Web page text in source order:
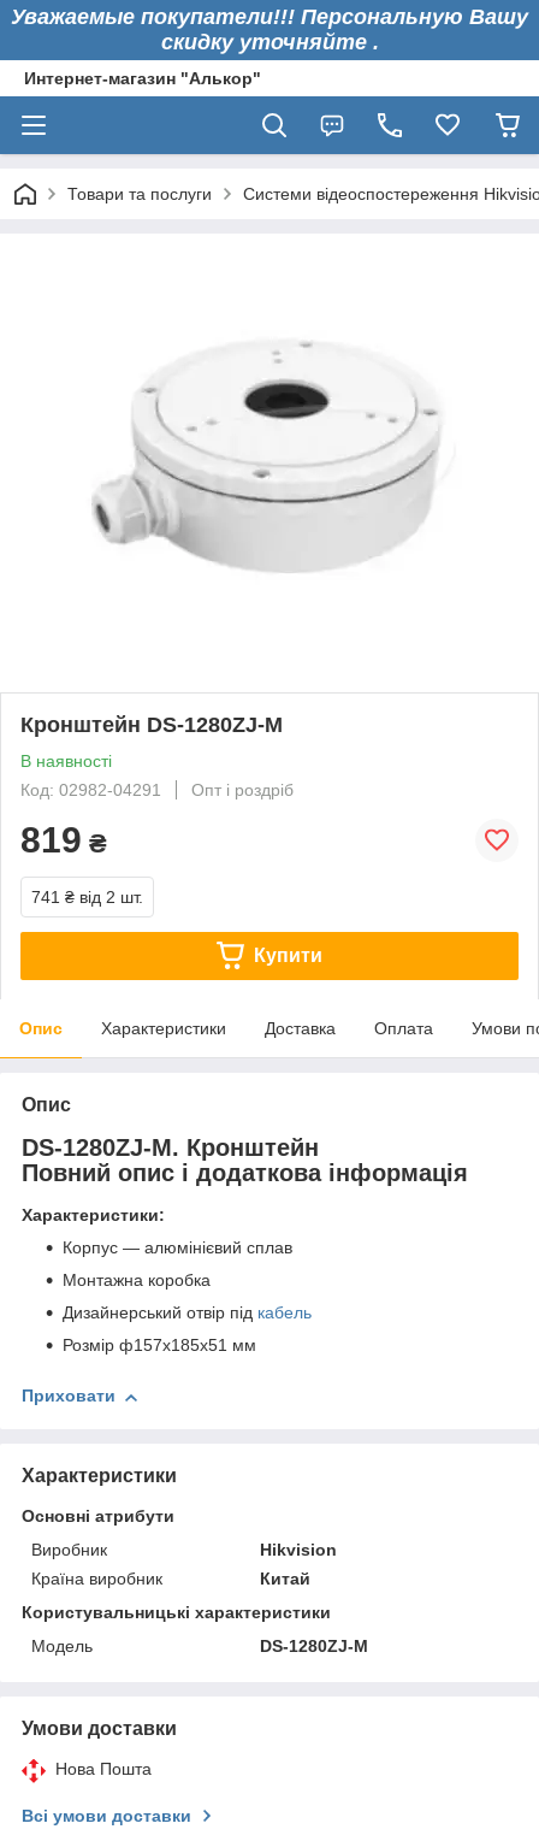
Уважаемые покупатели!!! Персональную Вашу
скидку уточняйте .
Интернет-магазин "Алькор"
Товари та послуги Системи відеоспостереження
Кронштейн DS-1280ZJ-M
В наявності
Код: 02982-04291
Опт і роздріб
819 ₴
741 ₴ від 2 шт.
Купити
Опис Характеристики Доставка Оплата Умови
Опис
DS-1280ZJ-M. Кронштейн
Повний опис і додаткова інформація
Характеристики:
Корпус — алюмінієвий сплав
Монтажна коробка
Дизайнерський отвір під кабель
Розмір ф157х185х51 мм
Приховати
Характеристики
Основні атрибути
Виробник
Hikvision
Країна виробник
Китай
Користувальницькі характеристики
Модель
DS-1280ZJ-M
Умови доставки
Нова Пошта
Всі умови доставки